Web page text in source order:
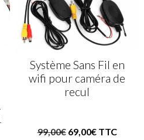
Système Sans Fil en
wifi pour caméra de
recul
99,00€ 69,00€ TTC